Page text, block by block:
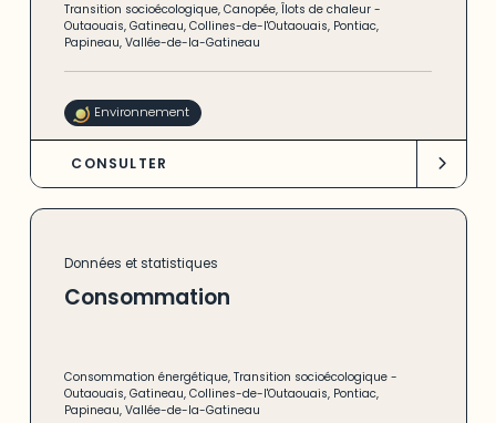
Transition socioécologique,Canopée,Îlots de chaleur -
Outaouais,Gatineau,Collines-de-l'Outaouais, Pontiac,
Papineau,Vallée-de-la-Gatineau
Environnement
CONSULTER
Données et statistiques
Consommation
Consommation énergétique,Transition socioécologique -
Outaouais,Gatineau,Collines-de-l'Outaouais, Pontiac,
Papineau,Vallée-de-la-Gatineau